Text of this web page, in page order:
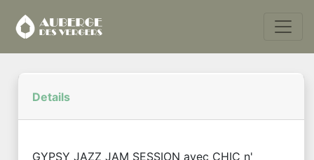
Details
GYPSY JAZZ JAM SESSION avec CHIC n'